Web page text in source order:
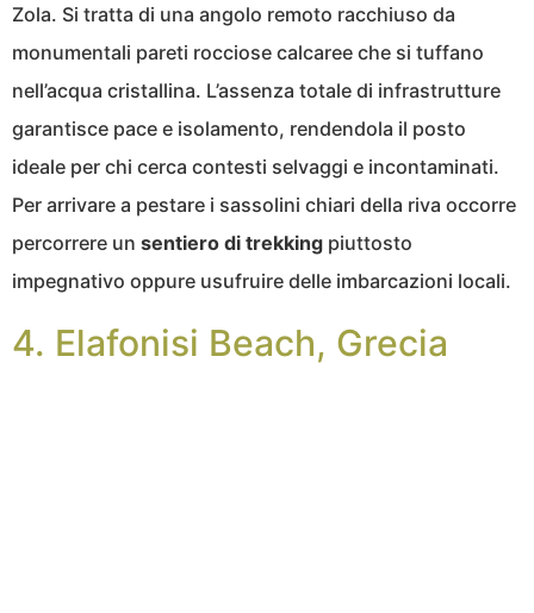
Zola. Si tratta di una angolo remoto racchiuso da
monumentali pareti rocciose calcaree che si tuffano
nell’acqua cristallina. L’assenza totale di infrastrutture
garantisce pace e isolamento, rendendola il posto
ideale per chi cerca contesti selvaggi e incontaminati.
Per arrivare a pestare i sassolini chiari della riva occorre
percorrere un sentiero di trekking piuttosto
impegnativo oppure usufruire delle imbarcazioni locali.
4. Elafonisi Beach, Grecia